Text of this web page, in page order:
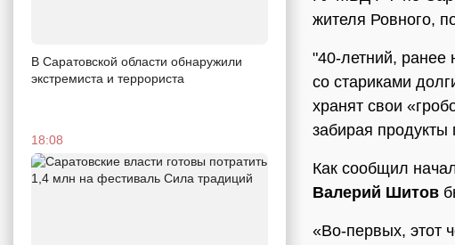
В Саратовской области обнаружили
экстремиста и террориста
18:08
жителя Ровного,
"40-летний, ранее
со стариками
хранят свои
забирая продукты
Как сообщил
Валерий Шитов
«Во-первых, этот